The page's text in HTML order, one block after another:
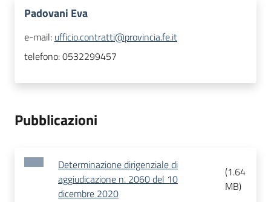
Padovani Eva
e-mail: ufficio.contratti@provincia.fe.it
telefono:0532299457
Pubblicazioni
Determinazione dirigenziale di
aggiudicazione n. 2060 del 10
dicembre 2020
(1.64
MB)